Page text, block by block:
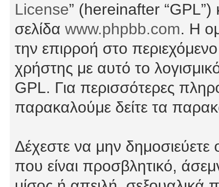
License” (hereinafter “GPL”)
σελίδα www.phpbb.com. Η
την επιρροή στο
χρήστης με αυτό το
GPL. Για περισσότερες
παρακαλούμε δείτε τα
Δέχεστε να μην
που είναι προσβλητικό,